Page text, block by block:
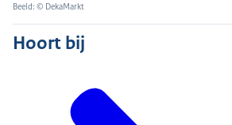
Beeld: © DekaMarkt
Hoort bij